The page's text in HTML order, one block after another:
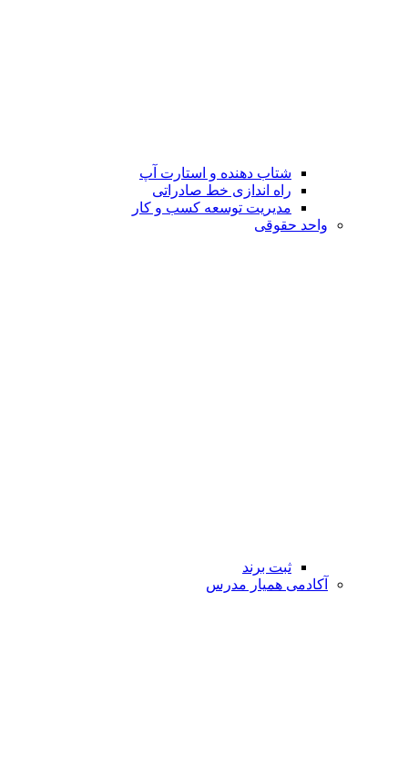
شتاب دهنده و استارت آپ
راه اندازی خط صادراتی
مدیریت توسعه کسب و کار
واحد حقوقی
ثبت برند
آکادمی همیار مدرس